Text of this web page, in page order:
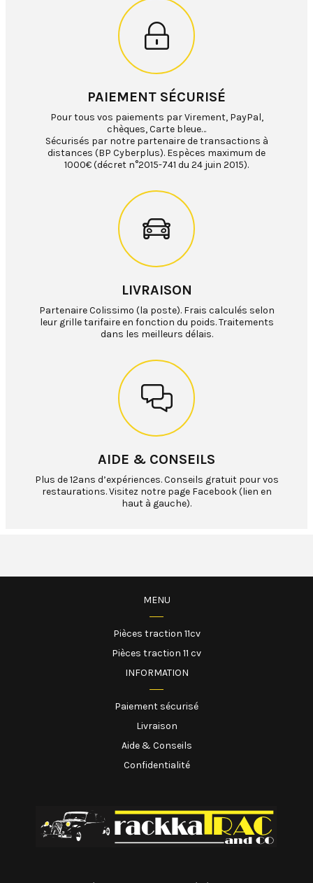
PAIEMENT SÉCURISÉ
Pour tous vos paiements par Virement, PayPal,
chèques, Carte bleue…
Sécurisés par notre partenaire de transactions à
distances (BP Cyberplus). Espèces maximum de
1000€ (décret n°2015-741 du 24 juin 2015).
LIVRAISON
Partenaire Colissimo (la poste). Frais calculés selon
leur grille tarifaire en fonction du poids. Traitements
dans les meilleurs délais.
AIDE & CONSEILS
Plus de 12ans d’expériences. Conseils gratuit pour vos
restaurations. Visitez notre page Facebook (lien en
haut à gauche).
MENU
Pièces traction 11cv
Pièces traction 11 cv
INFORMATION
Paiement sécurisé
Livraison
Aide & Conseils
Confidentialité